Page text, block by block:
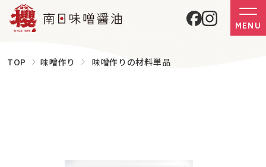
MENU
TOP 味噌作り 味噌作りの材料単品